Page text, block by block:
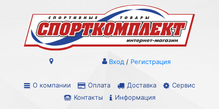
О компании Оплата Доставка
Сервис
Контакты
Информация
Вход / Регистрация